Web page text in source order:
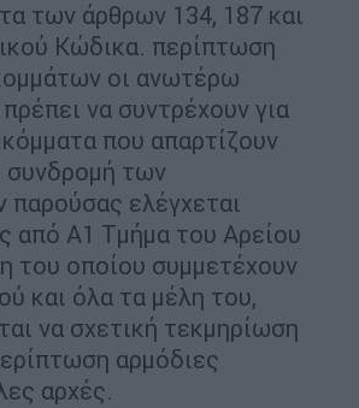
των άρθρων 134, 187 και
Κώδικα. περίπτωση
οι ανωτέρω
να συντρέχουν για
που απαρτίζουν
συνδρομή των
ελέγχεται
από Α1 Τμήμα του Αρείου
του οποίου συμμετέχουν
και όλα τα μέλη του,
να σχετική τεκμηρίωση
αρμόδιες
αρχές.